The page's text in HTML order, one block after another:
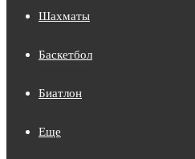
Шахматы
Баскетбол
Биатлон
Еще